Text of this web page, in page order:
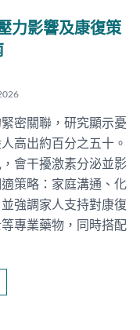
力影響及康復策
密關聯，研究顯示憂
高出約百分之五十。
會干擾激素分泌並影
策略：家庭溝通、化
強調家人支持對康復
專業藥物，同時搭配